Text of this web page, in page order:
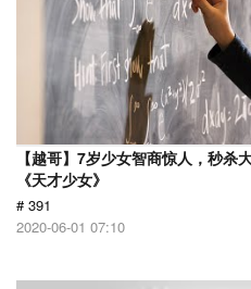
【越哥】7岁少女智商惊人，秒杀
《天才少女》
# 391
2020-06-01 07:10